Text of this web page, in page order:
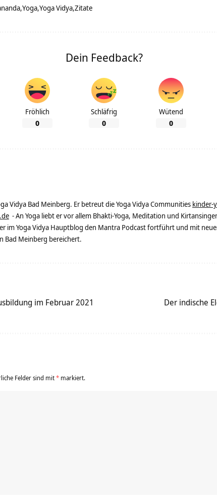
Yoga Yoga Vidya Zitate
Dein Feedback?
Fröhlich
0
Schläfrig
0
Wütend
0
Vidya Bad Meinberg. Er betreut die Yoga Vidya Communities kinder-
- An Yoga liebt er vor allem Bhakti-Yoga, Meditation und
im Yoga Vidya Hauptblog den Mantra Podcast fortführt und mit
Bad Meinberg bereichert.
im Februar 2021 Der indische
Felder sind mit* markiert.